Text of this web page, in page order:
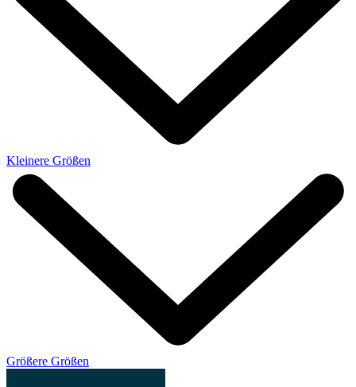
Kleinere Größen
Größere Größen